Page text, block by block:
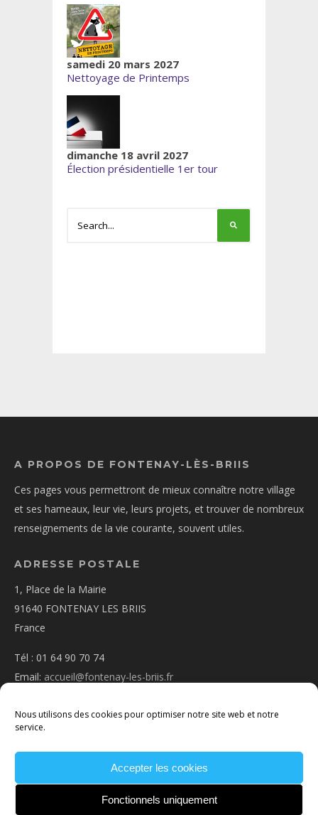
Nous utilisons des cookies pour optimiser notre site web et notre
service.
Accepter les cookies
Fonctionnels uniquement
samedi 20 mars 2027
Nettoyage de Printemps
dimanche 18 avril 2027
Élection présidentielle 1er tour
A PROPOS DE FONTENAY-LÈS-BRIIS
Ces pages vous permettront de mieux connaître notre village
et ses hameaux, leur vie, leurs projets, et trouver de nombreux
renseignements de la vie courante, souvent utiles.
ADRESSE POSTALE
1, Place de la Mairie
91640 FONTENAY LES BRIIS
France
Tél : 01 64 90 70 74
Email: accueil@fontenay-les-briis.fr
NOUS CONTACTER
LÉGALES
POLITIQUE DE COOKIES
CONDITIONS
GÉNÉRALES